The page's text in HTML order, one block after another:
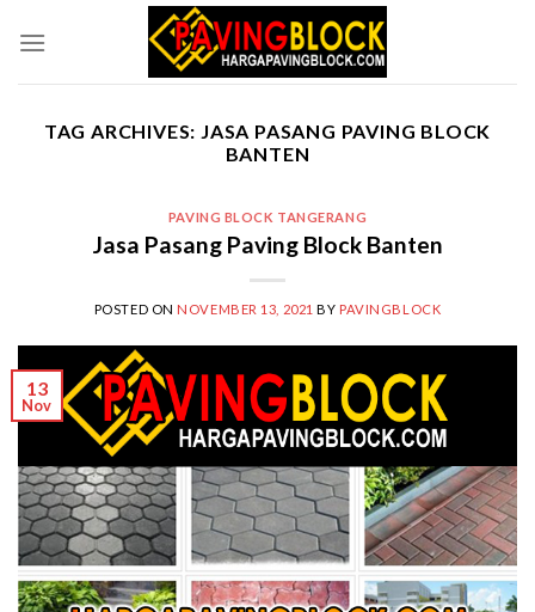
TAG ARCHIVES: JASA PASANG PAVING BLOCK
BANTEN
PAVING BLOCK TANGERANG
Jasa Pasang Paving Block Banten
POSTED ON NOVEMBER 13, 2021 BY PAVINGBLOCK
13
Nov